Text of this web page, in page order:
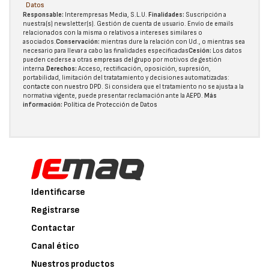
Datos
Responsable: Interempresas Media, S.L.U. Finalidades: Suscripción a
nuestra(s) newsletter(s). Gestión de cuenta de usuario. Envío de emails
relacionados con la misma o relativos a intereses similares o
asociados.Conservación: mientras dure la relación con Ud., o mientras sea
necesario para llevar a cabo las finalidades especificadasCesión: Los datos
pueden cederse a otras empresas del grupo por motivos de gestión
interna.Derechos: Acceso, rectificación, oposición, supresión,
portabilidad, limitación del tratatamiento y decisiones automatizadas:
contacte con nuestro DPD. Si considera que el tratamiento no se ajusta a la
normativa vigente, puede presentar reclamación ante la AEPD. Más
información: Política de Protección de Datos
Identificarse
Registrarse
Contactar
Canal ético
Nuestros productos